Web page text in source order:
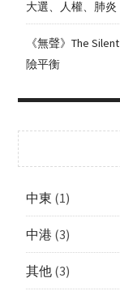
大選、人權、肺
《無聲》The
險平衡
中東 (1)
中港 (3)
其他(3)